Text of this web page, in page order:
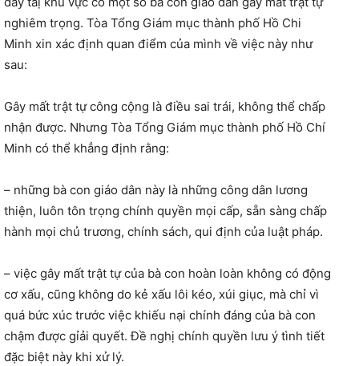
nghiêm trọng. Tòa Tổng Giám mục thành phố Hồ Chi
Minh xin xác định quan điểm của mình về việc này như
sau:
Gây mất trật tự công cộng là điều sai trái, không thể chấp
nhận được. Nhưng Tòa Tổng Giám mục thành phố Hồ Chí
Minh có thể khẳng định rằng:
– những bà con giáo dân này là những công dân lương
thiện, luôn tôn trọng chính quyền mọi cấp, sẵn sàng chấp
hành mọi chủ trương, chính sách, qui định của luật pháp.
– việc gây mất trật tự của bà con hoàn loàn không có động
cơ xấu, cũng không do kẻ xấu lôi kéo, xúi giục, mà chỉ vì
quá bức xúc trước việc khiếu nại chính đáng của bà con
chậm được gỉải quyết. Đề nghị chính quyền lưu ý tình tiết
đặc biệt này khi xử lý.